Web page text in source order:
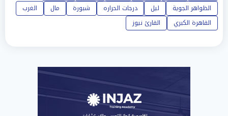
الظواهر الجوية
ليل درجات الحراره شبورة مال
الغرب
القاهرة الكبري
القارئ نيوز